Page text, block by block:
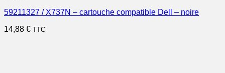
59211327 / X737N – cartouche compatible Dell – noire
14,88 € TTC